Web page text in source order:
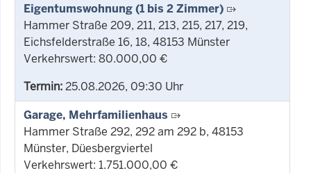
Eigentumswohnung (1 bis 2 Zimmer)
Hammer Straße 209, 211, 213, 215, 217, 219,
Eichsfelderstraße 16, 18, 48153 Münster
Verkehrswert: 80.000,00 €
Termin:25.08.2026, 09:30 Uhr
Garage, Mehrfamilienhaus
Hammer Straße 292, 292 am 292 b, 48153
Münster, Düesbergviertel
Verkehrswert: 1.751.000,00 €